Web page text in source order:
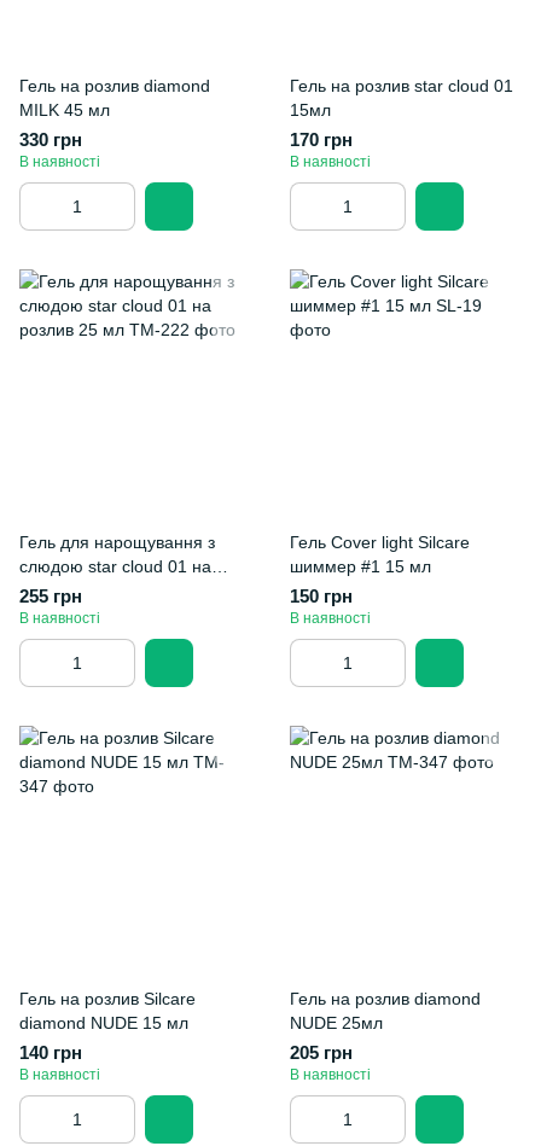
Гель на розлив diamond
MILK 45 мл
330 грн
В наявності
Гель на розлив star cloud 01
15мл
170 грн
В наявності
Гель для нарощування з
слюдою star cloud 01 на
розлив 25 мл
255 грн
В наявності
Гель Cover light Silcare
шиммер #1 15 мл
150 грн
В наявності
Гель на розлив Silcare
diamond NUDE 15 мл
140 грн
В наявності
Гель на розлив diamond
NUDE 25мл
205 грн
В наявності